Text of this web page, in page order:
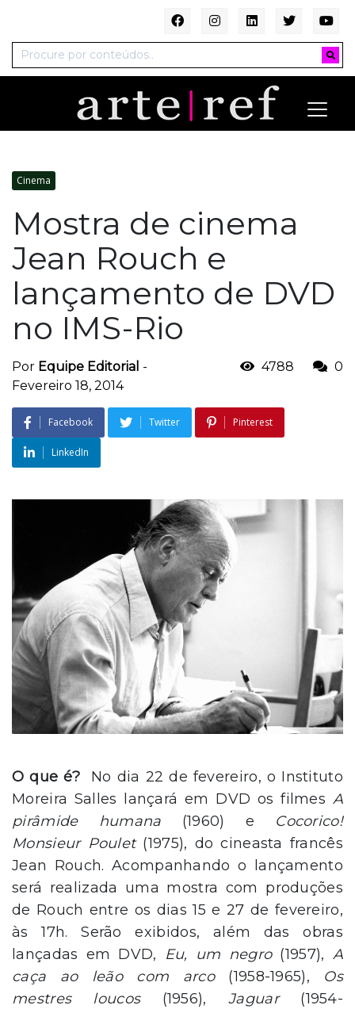
Cinema
Mostra de cinema
Jean Rouch e
lançamento de DVD
no IMS-Rio
Por Equipe Editorial -
Fevereiro 18, 2014
4788 0
Facebook Twitter Pinterest
LinkedIn
O que é?No dia 22 de fevereiro, o Instituto
Moreira Salles lançará em DVD os filmes A
pirâmide humana (1960) e Cocorico!
Monsieur Poulet(1975), do cineasta francês
Jean Rouch. Acompanhando o lançamento
será realizada uma mostra com produções
de Rouch entre os dias 15 e 27 de fevereiro,
às 17h. Serão exibidos, além das obras
lançadas em DVD,
Eu, um negro(1957), A
caça ao leão com arco(1958-1965), Os
mestres loucos(1956),Jaguar(1954-